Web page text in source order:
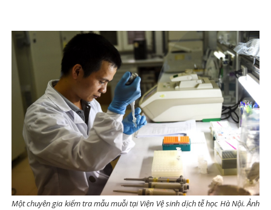
Một chuyên gia kiểm tra mẫu muỗi tại Viện Vệ sinh dịch tễ học Hà Nội. Ảnh